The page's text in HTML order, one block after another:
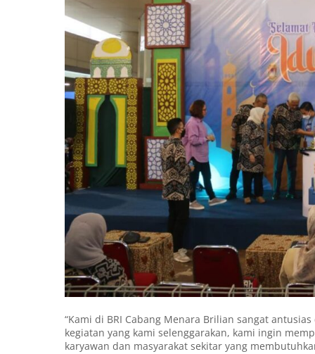
“Kami di BRI Cabang Menara Brilian sangat
kegiatan yang kami selenggarakan, kami ingin
karyawan dan masyarakat sekitar yang